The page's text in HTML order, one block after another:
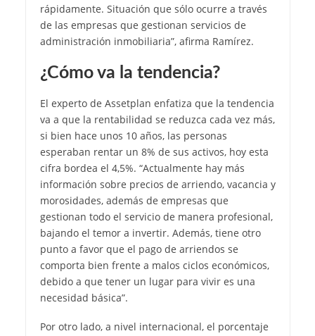
rápidamente. Situación que sólo ocurre a través
de las empresas que gestionan servicios de
administración inmobiliaria”, afirma Ramírez.
¿Cómo va la tendencia?
El experto de Assetplan enfatiza que la tendencia
va a que la rentabilidad se reduzca cada vez más,
si bien hace unos 10 años, las personas
esperaban rentar un 8% de sus activos, hoy esta
cifra bordea el 4,5%. “Actualmente hay más
información sobre precios de arriendo, vacancia y
morosidades, además de empresas que
gestionan todo el servicio de manera profesional,
bajando el temor a invertir. Además, tiene otro
punto a favor que el pago de arriendos se
comporta bien frente a malos ciclos económicos,
debido a que tener un lugar para vivir es una
necesidad básica”.
Por otro lado, a nivel internacional, el porcentaje